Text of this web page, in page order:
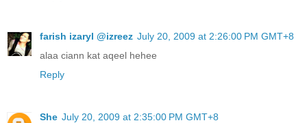
farish izaryl @izreez July 20, 2009 at 2:26:00 PM GMT+8
alaa ciann kat aqeel hehee
Reply
She July 20, 2009 at 2:35:00 PM GMT+8